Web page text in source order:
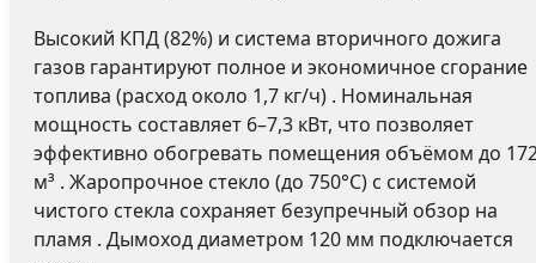
Высокий КПД (82%) и система вторичного дожига
газов гарантируют полное и экономичное сгорание
топлива (расход около 1,7 кг/ч) . Номинальная
мощность составляет 6–7,3 кВт, что позволяет
эффективно обогревать помещения объёмом до
м³ . Жаропрочное стекло (до 750°C) с системой
чистого стекла сохраняет безупречный обзор на
пламя . Дымоход диаметром 120 мм подключается